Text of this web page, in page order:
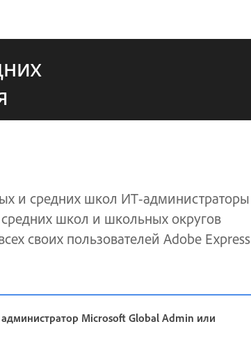
и средних школ ИТ-администраторы
школ и школьных округов
своих пользователей Adobe Express
Microsoft Global Admin или